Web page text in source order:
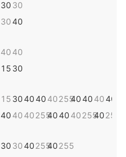
30
30
30
40
40
15
40
30
15
40
30
40
40
40
40
255
40
40
255
40
40
40
40
255
40
40
40
255
30 304025540255